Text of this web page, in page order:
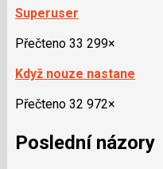
Superuser
Přečteno 33 299×
Když nouze nastane
Přečteno 32 972×
Poslední názory